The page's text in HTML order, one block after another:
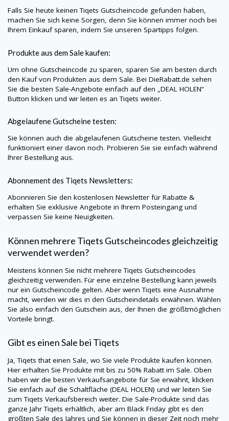
Falls Sie heute keinenTiqets Gutscheincode gefunden haben,
machen Sie sich keine Sorgen, denn Sie können immer noch bei
Ihrem Einkauf sparen, indem Sie unseren Spartipps folgen.
Produkte aus dem Sale kaufen:
Um ohne Gutscheincode zu sparen, sparen Sie am besten durch
den Kauf von Produkten aus dem Sale. Bei DieRabatt.de sehen
Sie die besten Sale-Angebote einfach auf den „DEAL HOLEN“
Button klicken und wir leiten es anTiqets weiter.
Abgelaufene Gutscheine testen:
Sie können auch die abgelaufenen Gutscheine testen. Vielleicht
funktioniert einer davon noch. Probieren Sie sie einfach während
Ihrer Bestellung aus.
Abonnement des Tiqets Newsletters:
Abonnieren Sie den kostenlosen Newsletter für Rabatte &
erhalten Sie exklusive Angebote in Ihrem Posteingang und
verpassen Sie keine Neuigkeiten.
Können mehrere Tiqets Gutscheincodes gleichzeitig
verwendet werden?
Meistens können Sie nicht mehrereTiqets Gutscheincodes
gleichzeitig verwenden. Für eine einzelne Bestellung kann jeweils
nur ein Gutscheincode gelten. Aber wenn Tiqets eine Ausnahme
macht, werden wir dies in den Gutscheindetails erwähnen. Wählen
Sie also einfach den Gutschein aus, der Ihnen die größtmöglichen
Vorteile bringt.
Gibt es einen Sale bei Tiqets
Ja,Tiqetsthat einen Sale, wo Sie viele Produkte kaufen können.
Hier erhalten Sie Produkte mit bis zu 50% Rabatt im Sale. Oben
haben wir die besten Verkaufsangebote für Sie erwähnt, klicken
Sie einfach auf die Schaltfläche (DEAL HOLEN) und wir leiten Sie
zumTiqets Verkaufsbereich weiter. Die Sale-Produkte sind das
ganze JahrTiqets erhältlich, aber am Black Friday gibt es den
größten Sale des Jahres und Sie können in dieser Zeit noch mehr